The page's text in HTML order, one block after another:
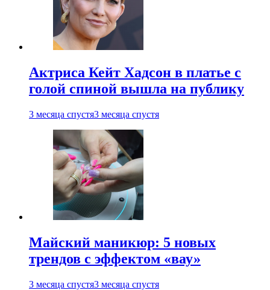
Актриса Кейт Хадсон в платье с
голой спиной вышла на публику
3 месяца спустя3 месяца спустя
Майский маникюр: 5 новых
трендов с эффектом «вау»
3 месяца спустя3 месяца спустя